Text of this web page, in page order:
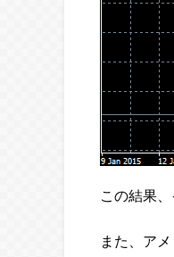
この結果
また、ア